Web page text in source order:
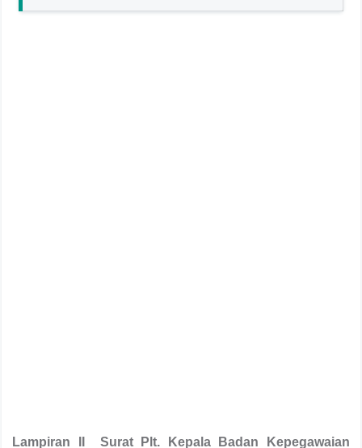
Lampiran II Surat Plt. Kepala Badan Kepegawaian